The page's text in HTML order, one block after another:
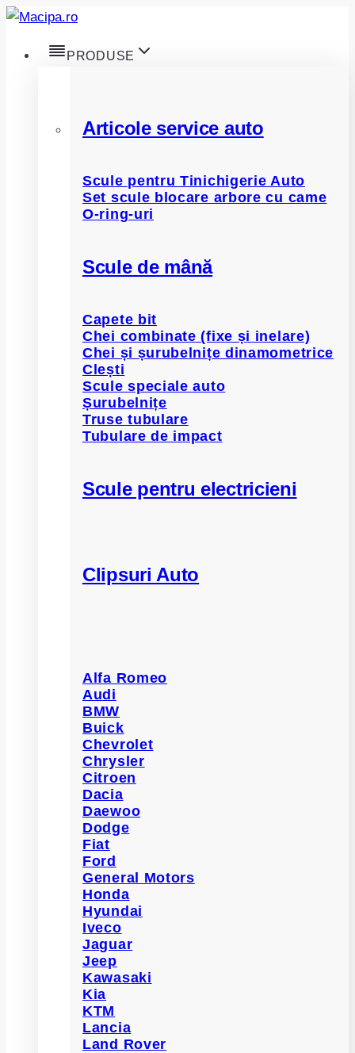
Skip
content
PRODUSE
Articole service auto
Scule pentru Tinichigerie Auto
Set scule blocare arbore cu came
O-ring-uri
Scule de mână
Capete bit
Chei combinate (fixe și inelare)
Chei și șurubelnițe dinamometrice
Clești
Scule speciale auto
Șurubelnițe
Truse tubulare
Tubulare de impact
Scule pentru electricieni
Clipsuri Auto
Alfa Romeo
Audi
BMW
Buick
Chevrolet
Chrysler
Citroen
Dacia
Daewoo
Dodge
Fiat
Ford
General Motors
Honda
Hyundai
Iveco
Jaguar
Jeep
Kawasaki
Kia
KTM
Lancia
Land Rover